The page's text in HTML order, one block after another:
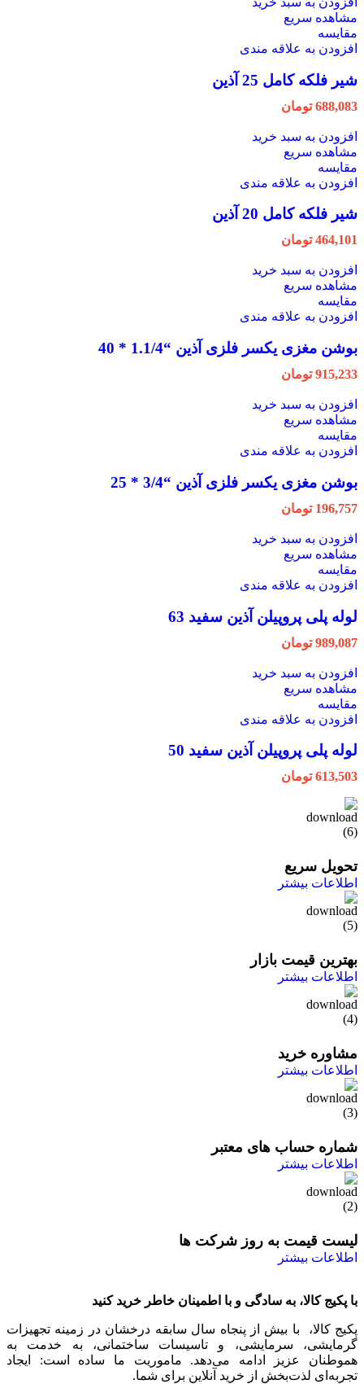
مشاهده سریع
مقایسه
افزودن به علاقه مندی
شیر فلکه کامل 25 آذین
688,083 تومان
افزودن به سبد خرید
مشاهده سریع
مقایسه
افزودن به علاقه مندی
شیر فلکه کامل 20 آذین
464,101 تومان
افزودن به سبد خرید
مشاهده سریع
مقایسه
افزودن به علاقه مندی
بوشن مغزی یکسر فلزی آذین “1.1/4 * 40
915,233 تومان
افزودن به سبد خرید
مشاهده سریع
مقایسه
افزودن به علاقه مندی
بوشن مغزی یکسر فلزی آذین “3/4 * 25
196,757 تومان
افزودن به سبد خرید
مشاهده سریع
مقایسه
افزودن به علاقه مندی
لوله پلی پروپیلن آذین سفید 63
989,087 تومان
افزودن به سبد خرید
مشاهده سریع
مقایسه
افزودن به علاقه مندی
لوله پلی پروپیلن آذین سفید 50
613,503 تومان
تحویل سریع
اطلاعات بیشتر
بهترین قیمت بازار
اطلاعات بیشتر
مشاوره خرید
اطلاعات بیشتر
شماره حساب های معتبر
اطلاعات بیشتر
لیست قیمت به روز شرکت ها
اطلاعات بیشتر
با پکیج کالا، به سادگی و با اطمینان خاطر خرید کنید
پکیج کالا، با بیش از پنجاه سال سابقه درخشان در زمینه تجهیزات
گرمایشی، سرمایشی، و تاسیسات ساختمانی، به خدمت به
هموطنان عزیز ادامه می‌دهد. ماموریت ما ساده است: ایجاد
تجربه‌ای لذت‌بخش از خرید آنلاین برای شما.